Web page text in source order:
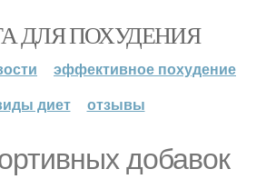
ДЛЯ ПОХУДЕНИЯ
эффективное похудение
диет
отзывы
добавок